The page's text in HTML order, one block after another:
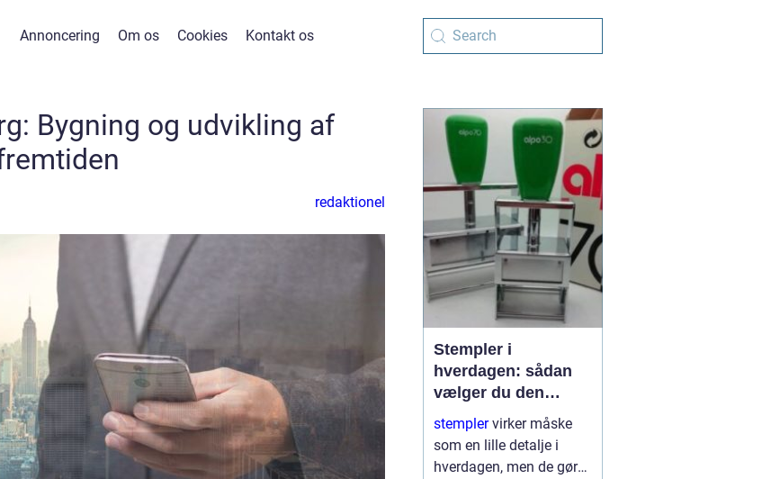
Annoncering Om os Cookies Kontakt os
Bygning og udvikling af
redaktionel
Stempler i
hverdagen: sådan
vælger du den
rigtige løsning
stemplervirker måske
som en lille detalje i
hverdagen, men de gør